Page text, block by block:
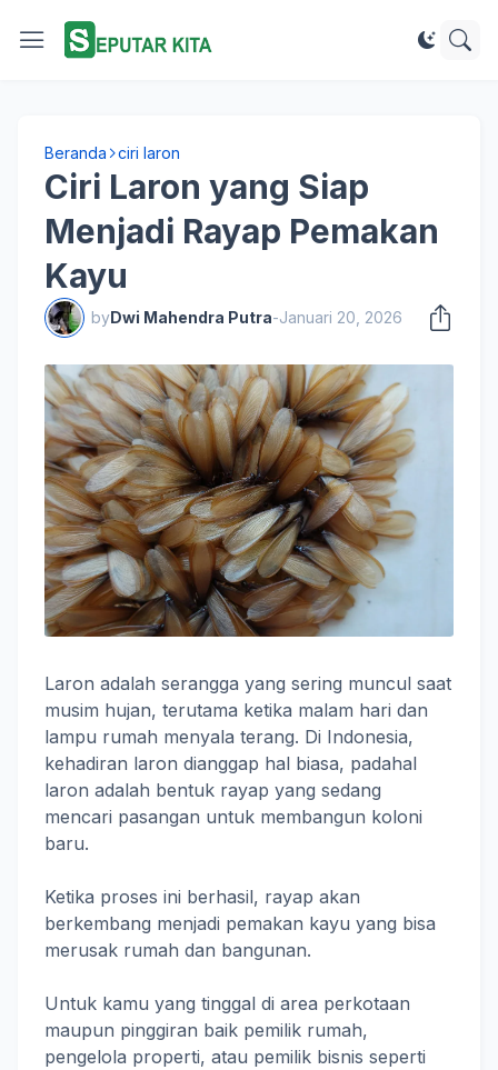
Beranda ciri laron
Ciri Laron yang Siap
Menjadi Rayap Pemakan
Kayu
byDwi Mahendra Putra-Januari 20, 2026
Laron adalah serangga yang sering muncul saat
musim hujan, terutama ketika malam hari dan
lampu rumah menyala terang. Di Indonesia,
kehadiran laron dianggap hal biasa, padahal
laron adalah bentuk rayap yang sedang
mencari pasangan untuk membangun koloni
baru.
Ketika proses ini berhasil, rayap akan
berkembang menjadi pemakan kayu yang bisa
merusak rumah dan bangunan.
Untuk kamu yang tinggal di area perkotaan
maupun pinggiran baik pemilik rumah,
pengelola properti, atau pemilik bisnis seperti